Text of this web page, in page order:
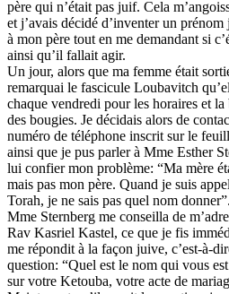
père qui n’était pas juif. Cela
et j’avais décidé d’inventer un
à mon père tout en me demandant si
ainsi qu’il fallait agir.
Un jour, alors que ma femme était
remarquai le fascicule Loubavitch
chaque vendredi pour les horaires et la
des bougies. Je décidais alors de
numéro de téléphone inscrit sur le
ainsi que je pus parler à Mme Esther
lui confier mon problème: “Ma mère
mais pas mon père. Quand je suis
Torah, je ne sais pas quel nom donner”.
Mme Sternberg me conseilla de
Rav Kasriel Kastel, ce que je fis
me répondit à la façon juive, c’est-à-
question: “Quel est le nom qui vous
sur votre Ketouba, votre acte de